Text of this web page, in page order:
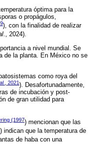
óptima para la
o propágulos,
), con la finalidad de realizar
., 2024).
a nivel mundial. Se
de la planta. En México no se
como roya del
, 2021). Desafortunadamente,
de incubación y post-
de gran utilidad para
(1997) mencionan que las
) indican que la temperatura de
de haba con una